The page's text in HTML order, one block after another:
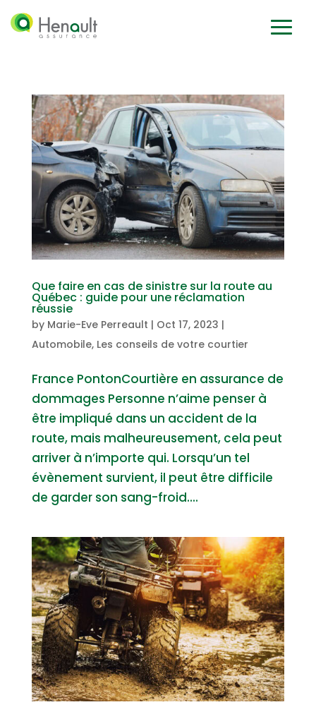
Que faire en cas de sinistre sur la route au
Québec : guide pour une réclamation
réussie
by Marie-Eve Perreault | Oct 17, 2023 |
Automobile, Les conseils de votre courtier
France PontonCourtière en assurance de
dommages Personne n’aime penser à
être impliqué dans un accident de la
route, mais malheureusement, cela peut
arriver à n’importe qui. Lorsqu’un tel
évènement survient, il peut être difficile
de garder son sang-froid....